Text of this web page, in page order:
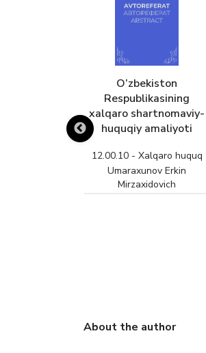
O‘zbekiston
Respublikasining
migratsiya sohasidagi
xalqaro-huquqiy
12.00.10 - Xalqaro huquq
Kamilov Oybek
About the author